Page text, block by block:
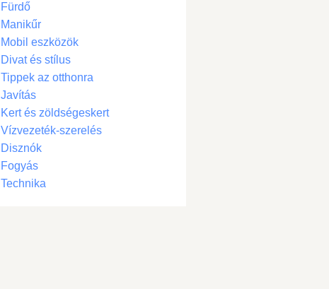
Fürdő
Manikűr
Mobil eszközök
Divat és stílus
Tippek az otthonra
Javítás
Kert és zöldségeskert
Vízvezeték-szerelés
Disznók
Fogyás
Technika